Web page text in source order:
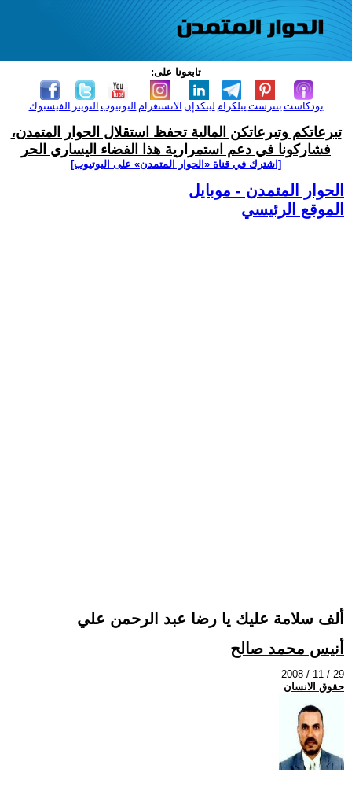
تابعونا على:
الفيسبوك التويتر اليوتيوب الانستغرام لينكدإن تيلكرامبنترست بودكاست
تبرعاتكم وتبرعاتكن المالية تحفظ استقلال الحوار المتمدن،
فشاركونا في دعم استمرارية هذا الفضاء اليساري الحر
[اشترك في قناة ‫«الحوار المتمدن» على اليوتيوب]
الحوار المتمدن - موبايل
الموقع الرئيسي
ألف سلامة عليك يا رضا عبد الرحمن علي
أنيس محمد صالح
2008 / 11 / 29
حقوق الانسان